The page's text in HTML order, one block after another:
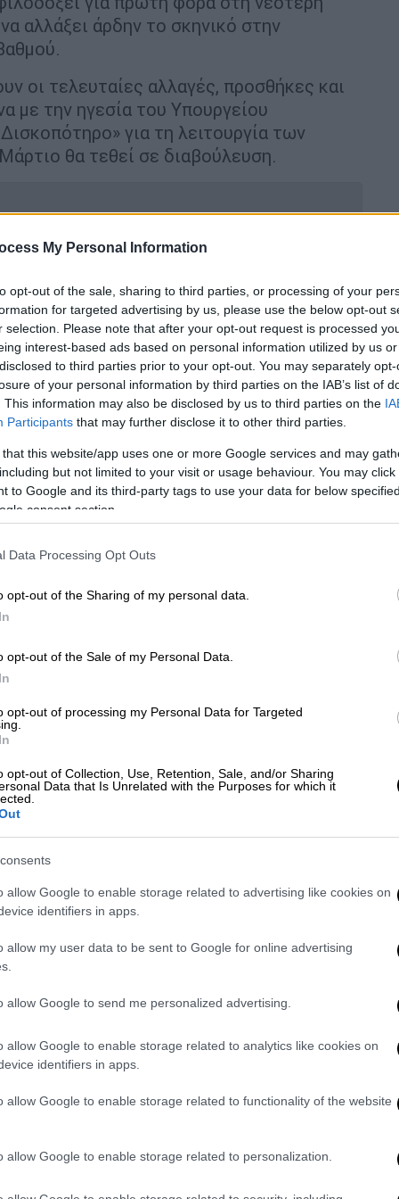
My Personal Information
opt-out of the sale, sharing to third parties, or processing of your
for targeted advertising by us, please use the below opt-out
selection. Please note that after your opt-out request is processed
interest-based ads based on personal information utilized by us
to third parties prior to your opt-out. You may separately
of your personal information by third parties on the IAB’s list of
This information may also be disclosed by us to third parties on the
Participants that may further disclose it to other third parties.
that this website/app uses one or more Google services and may
but not limited to your visit or usage behaviour. You may
to Google and its third-party tags to use your data for below
consent section.
Data Processing Opt Outs
opt-out of the Sharing of my personal data.
opt-out of the Sale of my Personal Data.
opt-out of processing my Personal Data for Targeted
opt-out of Collection, Use, Retention, Sale, and/or Sharing
Data that Is Unrelated with the Purposes for which it
allow Google to enable storage related to advertising like cookies on
identifiers in apps.
allow my user data to be sent to Google for online advertising
allow Google to send me personalized advertising.
allow Google to enable storage related to analytics like cookies on
identifiers in apps.
allow Google to enable storage related to functionality of the website
allow Google to enable storage related to personalization.
αλλάξει άρδην το σκηνικό στην
οι τελευταίες αλλαγές, προσθήκες και
με την ηγεσία του Υπουργείου
για τη λειτουργία των
θα τεθεί σε διαβούλευση.
Τι υποστηρίζει Γερμανός
Παναγιωτάκη στη Αμαλιάδα
Θοδωρής Λιβάνιοςπαρουσία όλης
ενημέρωση σε δημάρχους οι οποίοι
αποκαλύφθηκανγια το περιεχόμενο
πολλέςπροτάσεις της ΚΕΔΕπου
το Νοέμβριο του 2024 στη Ρόδο.
των Δήμων
και σε ορισμένες περιπτώσεις χαώδεις
προκαλούν σύγχυση όχι μόνο στους
κράτους.
όλους τους νόμους που
Αυτοδιοίκησης, από το
το 1974 αλλά και το νόμο 3274 και 3463
ως«Καλλικράτης » αλλά και το
ως«Κλεισθένης».
παλαιότερους νόμους, σε τροπολογίες
μπορεί να αποσαφηνιστεί και να
δεκάδες εργατοώρες πολλών
παρεμβάσεις για να δοθεί
που οδηγούν σε λάθη και
κύκλο της γραφειοκρατίας. Ο νέος
αυτά που εμποδίζουν την απρόσκοπτη
με τη βοήθεια της τεχνολογίας θα
θα ρυθμίζει όλες τις πτυχές της
αλλαγές στην εκλογή των
οι εκλογές
χωρίς να υπάρχει
ο νέος δήμαρχος από την πρώτη
εκλογές.